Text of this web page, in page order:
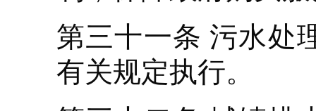
第三十一条 污水处
有关规定执行。